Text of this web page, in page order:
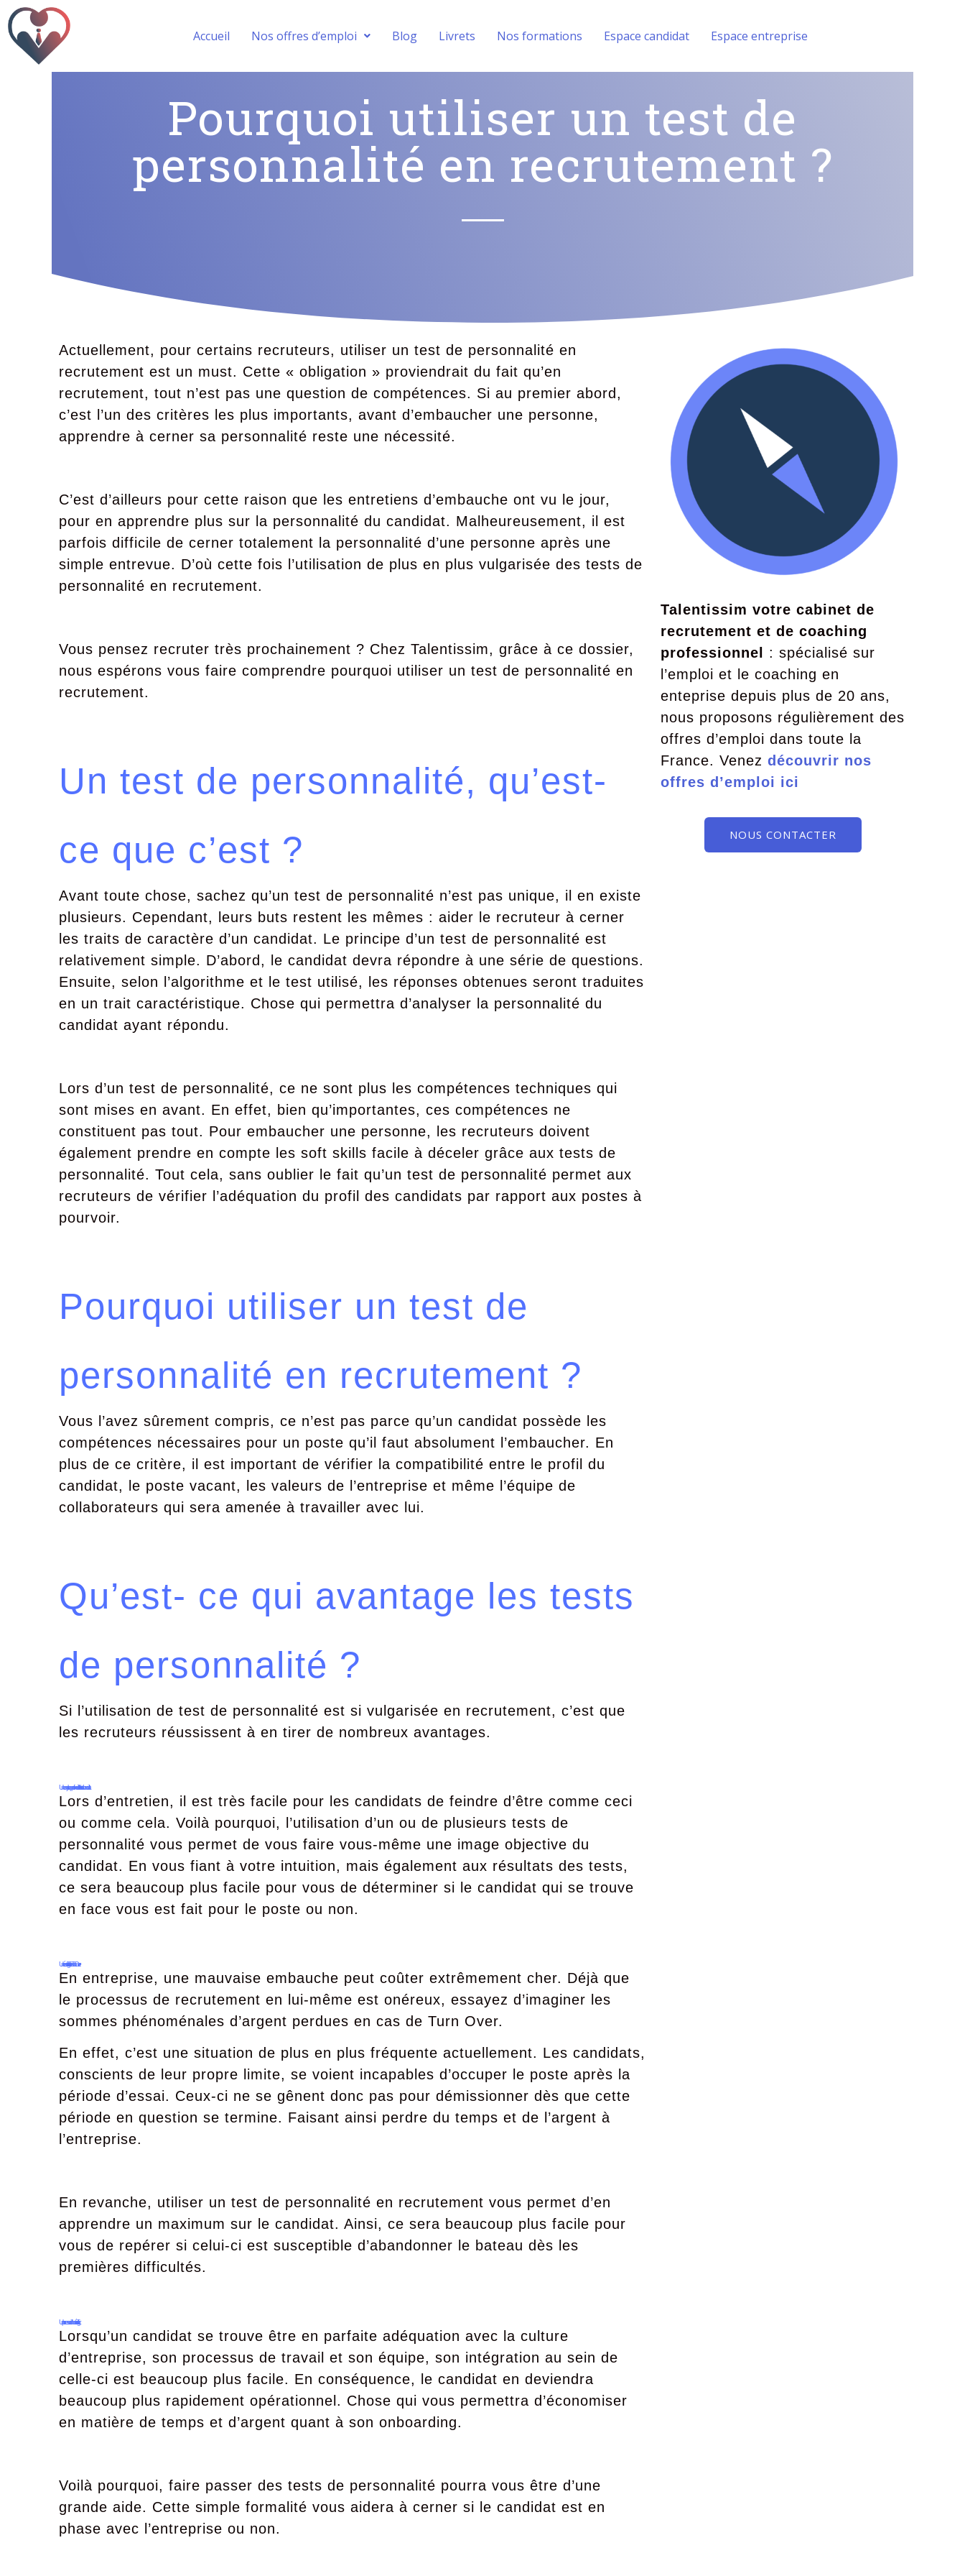
Accueil Nos offres d’emploi Blog Livrets Nos formations Espace candidat Espace entreprise
Pourquoi utiliser un test de
personnalité en recrutement ?
Actuellement, pour certains recruteurs, utiliser un test de personnalité en
recrutement est un must. Cette « obligation » proviendrait du fait qu’en
recrutement, tout n’est pas une question de compétences. Si au premier abord,
c’est l’un des critères les plus importants, avant d’embaucher une personne,
apprendre à cerner sa personnalité reste une nécessité.
C’est d’ailleurs pour cette raison que les entretiens d’embauche ont vu le jour,
pour en apprendre plus sur la personnalité du candidat. Malheureusement, il est
parfois difficile de cerner totalement la personnalité d’une personne après une
simple entrevue. D’où cette fois l’utilisation de plus en plus vulgarisée des tests de
personnalité en recrutement.
Vous pensez recruter très prochainement ? Chez Talentissim, grâce à ce dossier,
nous espérons vous faire comprendre pourquoi utiliser un test de personnalité en
recrutement.
Un test de personnalité, qu’est-
ce que c’est ?
Avant toute chose, sachez qu’un test de personnalité n’est pas unique, il en existe
plusieurs. Cependant, leurs buts restent les mêmes : aider le recruteur à cerner
les traits de caractère d’un candidat. Le principe d’un test de personnalité est
relativement simple. D’abord, le candidat devra répondre à une série de questions.
Ensuite, selon l’algorithme et le test utilisé, les réponses obtenues seront traduites
en un trait caractéristique. Chose qui permettra d’analyser la personnalité du
candidat ayant répondu.
Lors d’un test de personnalité, ce ne sont plus les compétences techniques qui
sont mises en avant. En effet, bien qu’importantes, ces compétences ne
constituent pas tout. Pour embaucher une personne, les recruteurs doivent
également prendre en compte les soft skills facile à déceler grâce aux tests de
personnalité. Tout cela, sans oublier le fait qu’un test de personnalité permet aux
recruteurs de vérifier l’adéquation du profil des candidats par rapport aux postes à
pourvoir.
Pourquoi utiliser un test de
personnalité en recrutement ?
Vous l’avez sûrement compris, ce n’est pas parce qu’un candidat possède les
compétences nécessaires pour un poste qu’il faut absolument l’embaucher. En
plus de ce critère, il est important de vérifier la compatibilité entre le profil du
candidat, le poste vacant, les valeurs de l’entreprise et même l’équipe de
collaborateurs qui sera amenée à travailler avec lui.
Qu’est- ce qui avantage les tests
de personnalité ?
Si l’utilisation de test de personnalité est si vulgarisée en recrutement, c’est que
les recruteurs réussissent à en tirer de nombreux avantages.
Une analyse approfondie des talents du candidat
Lors d’entretien, il est très facile pour les candidats de feindre d’être comme ceci
ou comme cela. Voilà pourquoi, l’utilisation d’un ou de plusieurs tests de
personnalité vous permet de vous faire vous-même une image objective du
candidat. En vous fiant à votre intuition, mais également aux résultats des tests,
ce sera beaucoup plus facile pour vous de déterminer si le candidat qui se trouve
en face vous est fait pour le poste ou non.
Une réduction significative des « Turn Over »
En entreprise, une mauvaise embauche peut coûter extrêmement cher. Déjà que
le processus de recrutement en lui-même est onéreux, essayez d’imaginer les
sommes phénoménales d’argent perdues en cas de Turn Over.
En effet, c’est une situation de plus en plus fréquente actuellement. Les candidats,
conscients de leur propre limite, se voient incapables d’occuper le poste après la
période d’essai. Ceux-ci ne se gênent donc pas pour démissionner dès que cette
période en question se termine. Faisant ainsi perdre du temps et de l’argent à
l’entreprise.
En revanche, utiliser un test de personnalité en recrutement vous permet d’en
apprendre un maximum sur le candidat. Ainsi, ce sera beaucoup plus facile pour
vous de repérer si celui-ci est susceptible d’abandonner le bateau dès les
premières difficultés.
Un processus d’onboarding facilité
Lorsqu’un candidat se trouve être en parfaite adéquation avec la culture
d’entreprise, son processus de travail et son équipe, son intégration au sein de
celle-ci est beaucoup plus facile. En conséquence, le candidat en deviendra
beaucoup plus rapidement opérationnel. Chose qui vous permettra d’économiser
en matière de temps et d’argent quant à son onboarding.
Voilà pourquoi, faire passer des tests de personnalité pourra vous être d’une
grande aide. Cette simple formalité vous aidera à cerner si le candidat est en
phase avec l’entreprise ou non.
Talentissim votre cabinet de
recrutement et de coaching
professionnel
: spécialisé sur
l’emploi et le coaching en
enteprise depuis plus de 20 ans,
nous proposons régulièrement des
offres d’emploi dans toute la
France. Venez découvrir nos
offres d’emploi ici
NOUS CONTACTER